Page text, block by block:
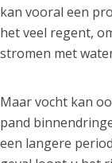
kan vooral een
het veel regent,
stromen met
Maar vocht kan
pand
een langere